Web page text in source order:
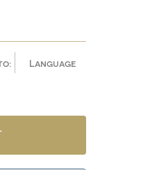
Language